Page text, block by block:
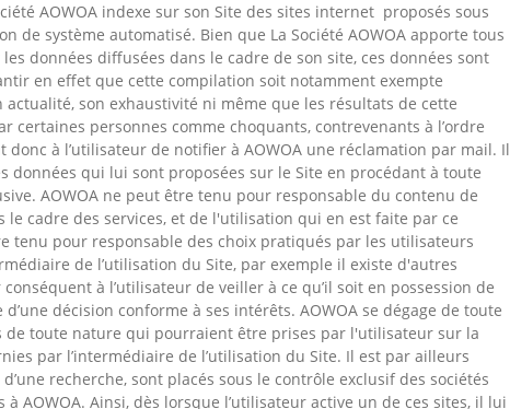
AOWOA indexe sur son Site des sites internet proposés sous
de système automatisé. Bien que La Société AOWOA apporte tous
données diffusées dans le cadre de son site, ces données sont
en effet que cette compilation soit notamment exempte
son exhaustivité ni même que les résultats de cette
certaines personnes comme choquants, contrevenants à l’ordre
à l’utilisateur de notifier à AOWOA une réclamation par mail. Il
données qui lui sont proposées sur le Site en procédant à toute
AOWOA ne peut être tenu pour responsable du contenu de
cadre des services, et de l'utilisation qui en est faite par ce
tenu pour responsable des choix pratiqués par les utilisateurs
de l’utilisation du Site, par exemple il existe d'autres
à l’utilisateur de veiller à ce qu’il soit en possession de
décision conforme à ses intérêts. AOWOA se dégage de toute
de toute nature qui pourraient être prises par l'utilisateur sur la
par l’intermédiaire de l’utilisation du Site. Il est par ailleurs
recherche, sont placés sous le contrôle exclusif des sociétés
AOWOA. Ainsi, dès lorsque l’utilisateur active un de ces sites, il lui